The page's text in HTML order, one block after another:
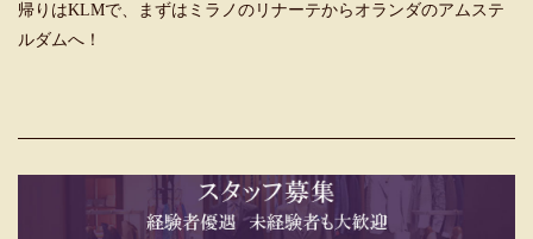
帰りはKLMで、まずはミラノのリナーテからオランダのアムステ
ルダムへ！